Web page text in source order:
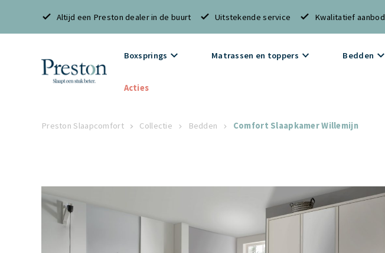
Altijd een Preston dealer in de buurt Uitstekende service Kwalitatief aanbod
Boxsprings Matrassen en toppers Bedden
Acties
Preston Slaapcomfort Collectie Bedden Comfort Slaapkamer Willemijn